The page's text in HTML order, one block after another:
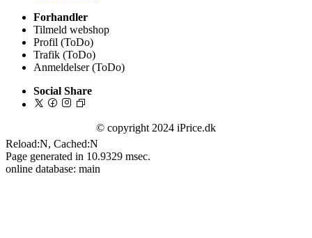
Forhandler
Tilmeld webshop
Profil (ToDo)
Trafik (ToDo)
Anmeldelser (ToDo)
Social Share
© copyright 2024 iPrice.dk
Reload:N, Cached:N
Page generated in 10.9329 msec.
online database: main